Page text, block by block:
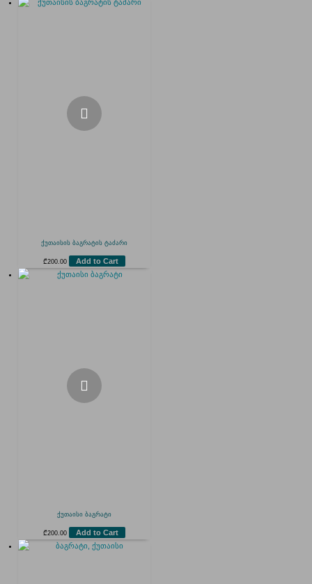
ქუთაისის ბაგრატის ტაძარი
₾200.00 Add to Cart
ქუთაისი ბაგრატი
₾200.00 Add to Cart